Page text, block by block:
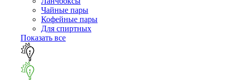
Чайные пары
Кофейные пары
Для спиртных
Показать все